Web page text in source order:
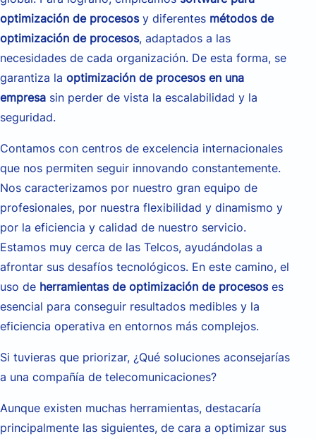
optimización de procesosy diferentes métodos de
optimización de procesos, adaptados a las
necesidades de cada organización. De esta forma, se
garantiza la optimización de procesos en una
empresa sin perder de vista la escalabilidad y la
seguridad.
Contamos con centros de excelencia internacionales
que nos permiten seguir innovando constantemente.
Nos caracterizamos por nuestro gran equipo de
profesionales, por nuestra flexibilidad y dinamismo y
por la eficiencia y calidad de nuestro servicio.
Estamos muy cerca de las Telcos, ayudándolas a
afrontar sus desafíos tecnológicos. En este camino, el
uso de herramientas de optimización de procesoses
esencial para conseguir resultados medibles y la
eficiencia operativa en entornos más complejos.
Si tuvieras que priorizar, ¿Qué soluciones aconsejarías
a una compañía de telecomunicaciones?
Aunque existen muchas herramientas, destacaría
principalmente las siguientes, de cara a optimizar sus